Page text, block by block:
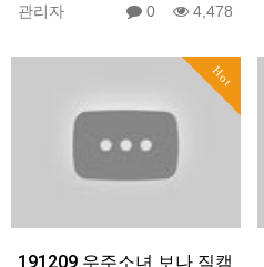
관리자 0 4,478
Hot
191209 우주소녀 보나 직캠